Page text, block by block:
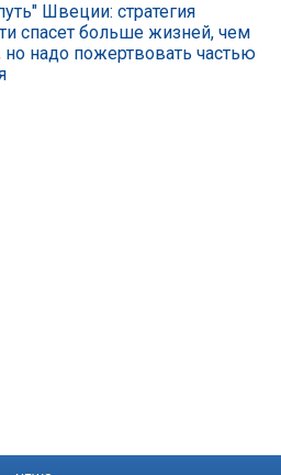
Швеции: стратегия
спасет больше жизней, чем
но надо пожертвовать частью